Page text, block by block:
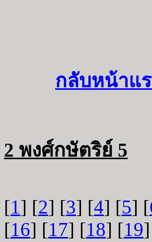
กลับหน้าแ
2 พงศ์กษัตริย์ 5
[1] [2] [3] [4] [5] [
[16] [17] [18] [19